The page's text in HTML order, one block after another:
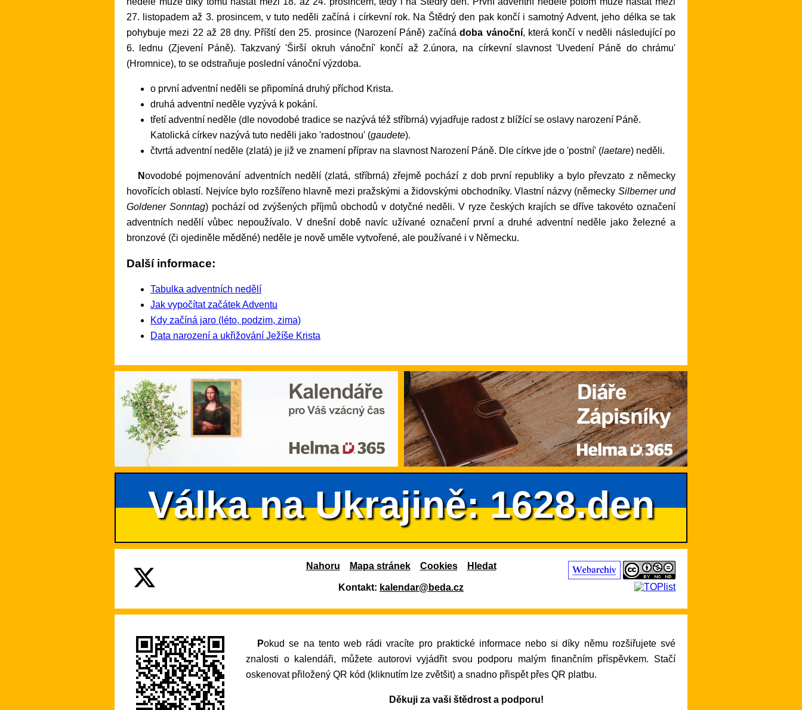
27. listopadem až 3. prosincem, v tuto neděli začíná i církevní rok. Na Štědrý den pak končí i samotný Advent, jeho délka se tak
pohybuje mezi 22 až 28 dny. Příští den 25. prosince (Narození Páně) začínádoba vánoční, která končí v neděli následující po
6. lednu (Zjevení Páně). Takzvaný 'Širší okruh vánoční' končí až 2.února, na církevní slavnost 'Uvedení Páně do chrámu'
(Hromnice), to se odstraňuje poslední vánoční výzdoba.
o první adventní neděli se připomíná druhý příchod Krista.
druhá adventní neděle vyzývá k pokání.
třetí adventní neděle (dle novodobé tradice se nazývá též stříbrná) vyjadřuje radost z blížící se oslavy narození Páně.
Katolická církev nazývá tuto neděli jako 'radostnou' (gaudete).
čtvrtá adventní neděle (zlatá) je již ve znamení příprav na slavnost Narození Páně. Dle církve jde o 'postní' (laetare) neděli.
Novodobé pojmenování adventních nedělí (zlatá, stříbrná) zřejmě pochází z dob první republiky a bylo převzato z německy
hovořících oblastí. Nejvíce bylo rozšířeno hlavně mezi pražskými a židovskými obchodníky. Vlastní názvy (německy Silberner und
Goldener Sonntag) pochází od zvýšených příjmů obchodů v dotyčné neděli. V ryze českých krajích se dříve takovéto označení
adventních nedělí vůbec nepoužívalo. V dnešní době navíc užívané označení první a druhé adventní neděle jako železné a
bronzové (či ojediněle měděné) neděle je nově uměle vytvořené, ale používané i v Německu.
Další informace:
Tabulka adventních nedělí
Jak vypočítat začátek Adventu
Kdy začíná jaro (léto, podzim, zima)
Data narození a ukřižování Ježíše Krista
Válka na Ukrajině: 1628.den
Nahoru Mapa stránek Cookies Hledat
Kontakt: kalendar@beda.cz
Pokud se na tento web rádi vracíte pro praktické informace nebo si díky němu rozšiřujete své
znalosti o kalendáři, můžete autorovi vyjádřit svou podporu malým finančním příspěvkem. Stačí
oskenovat přiložený QR kód (kliknutím lze zvětšit) a snadno přispět přes QR platbu.
Děkuji za vaši štědrost a podporu!